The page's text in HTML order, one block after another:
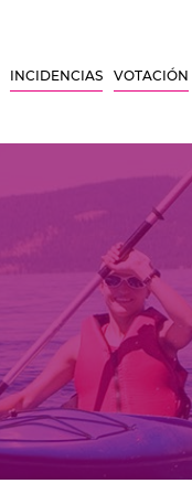
INCIDENCIAS VOTACIÓN